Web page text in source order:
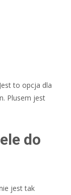
to opcja dla
Plusem jest
do
jest tak